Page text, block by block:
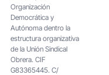
Organización
Democrática y
Autónoma dentro la
estructura organizativa
de la Unión Sindical
Obrera. CIF
G83365445. C/